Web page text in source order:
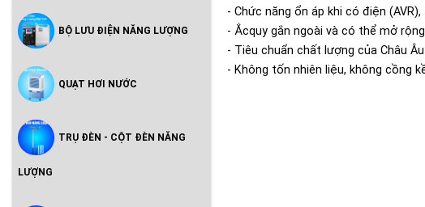
BỘ LƯU ĐIỆN NĂNG LƯỢNG
QUẠT HƠI NƯỚC
TRỤ ĐÈN - CỘT ĐÈN NĂNG
LƯỢNG
- Chức năng ổn áp khi có điện
- Ắcquy gắn ngoài và có thể mở
- Tiêu chuẩn chất lượng của Châu
- Không tốn nhiên liệu, không cồng